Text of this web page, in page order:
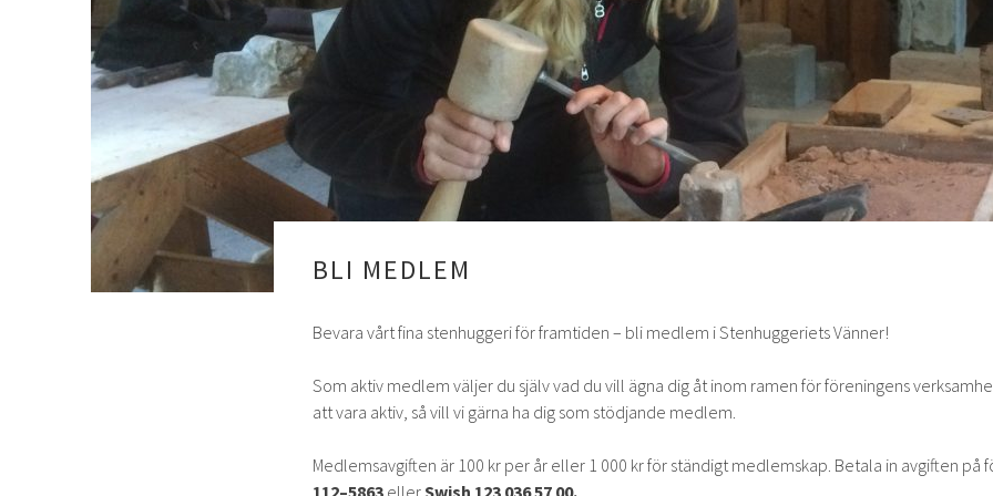
BLI MEDLEM
Bevara vårt fina stenhuggeri för framtiden – bli medlem i Stenhuggeriets Vänner!
Som aktiv medlem väljer du själv vad du vill ägna dig åt inom ramen för föreningens
att vara aktiv, så vill vi gärna ha dig som stödjande medlem.
Medlemsavgiften är 100 kr per år eller 1 000 kr för ständigt medlemskap. Betala in avgiften på
112–5863 eller Swish 123 036 57 00.